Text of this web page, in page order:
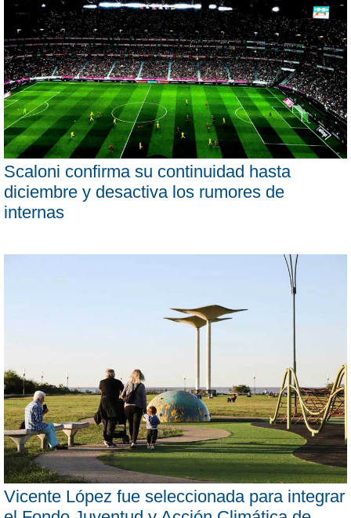
Scaloni confirma su continuidad hasta
diciembre y desactiva los rumores de
internas
Vicente López fue seleccionada para integrar